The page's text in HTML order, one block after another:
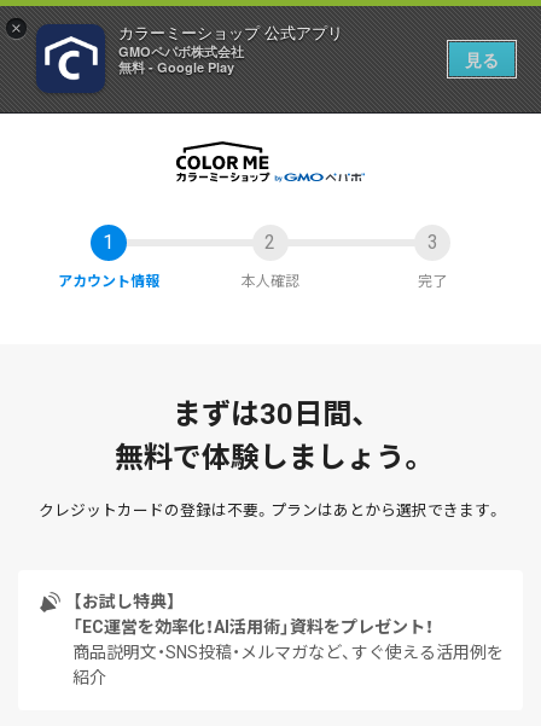
× カラーミーショップ 公式アプリ
GMOペパボ株式会社
無料 - Google Play
見る
アカウント情報 本人確認 完了
まずは30日間、
無料で体験しましょう。
クレジットカードの登録は不要。 プランはあとから選択できます。
【お試し特典】
「EC運営を効率化！AI活用術」資料をプレゼント！
商品説明文・SNS投稿・メルマガなど、すぐ使える活用例を
紹介